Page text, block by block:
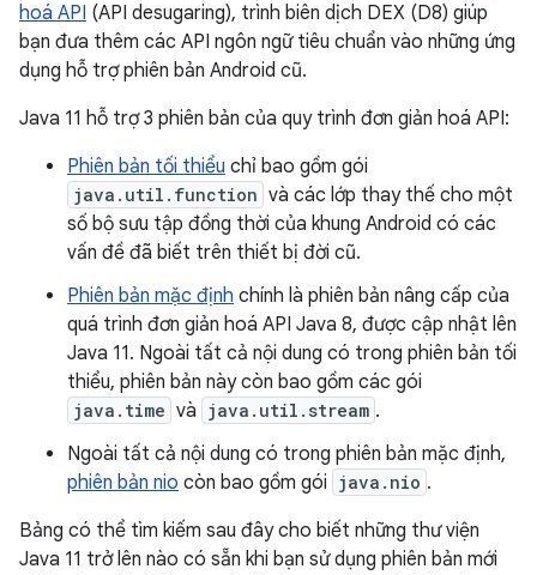
hoá API (API desugaring), trình biên dịch DEX (D8) giúp
bạn đưa thêm các API ngôn ngữ tiêu chuẩn vào những ứng
dụng hỗ trợ phiên bản Android cũ.
Java 11 hỗ trợ 3 phiên bản của quy trình đơn giản hoá API:
Phiên bản tối thiểu chỉ bao gồm gói
java.util.function và các lớp thay thế cho một
số bộ sưu tập đồng thời của khung Android có các
vấn đề đã biết trên thiết bị đời cũ.
Phiên bản mặc định chính là phiên bản nâng cấp của
quá trình đơn giản hoá API Java 8, được cập nhật lên
Java 11. Ngoài tất cả nội dung có trong phiên bản tối
thiểu, phiên bản này còn bao gồm các gói
java.time và java.util.stream .
Ngoài tất cả nội dung có trong phiên bản mặc định,
phiên bản nio còn bao gồm gói java.nio .
Bảng có thể tìm kiếm sau đây cho biết những thư viện
Java 11 trở lên nào có sẵn khi bạn sử dụng phiên bản mới